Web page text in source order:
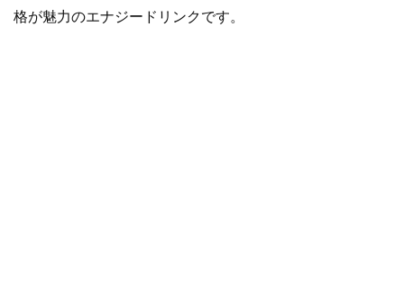
格が魅力のエナジードリンクです。